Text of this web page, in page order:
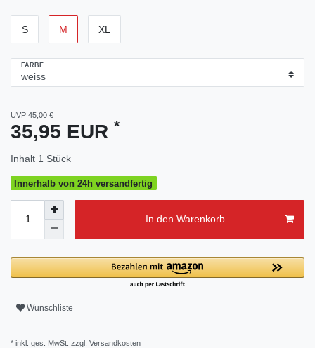
S M XL
FARBE
UVP 45,00 €
35,95 EUR *
Inhalt 1 Stück
Innerhalb von 24h versandfertig
In den Warenkorb
Wunschliste
* inkl. ges. MwSt. zzgl. Versandkosten